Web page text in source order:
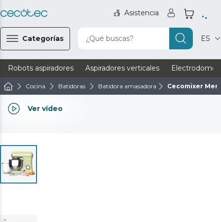
Asistencia
Categorías ¿Qué buscas? ES
Robots aspiradores Aspiradores verticales
Cocina Batidoras Batidora amasadora Cecomixer
Ver vídeo